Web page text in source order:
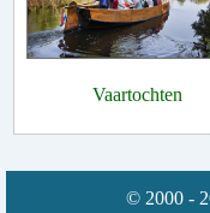
Vaartochten
© 2000 -